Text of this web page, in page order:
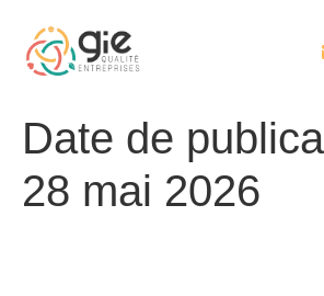
Date de
28 mai 2026